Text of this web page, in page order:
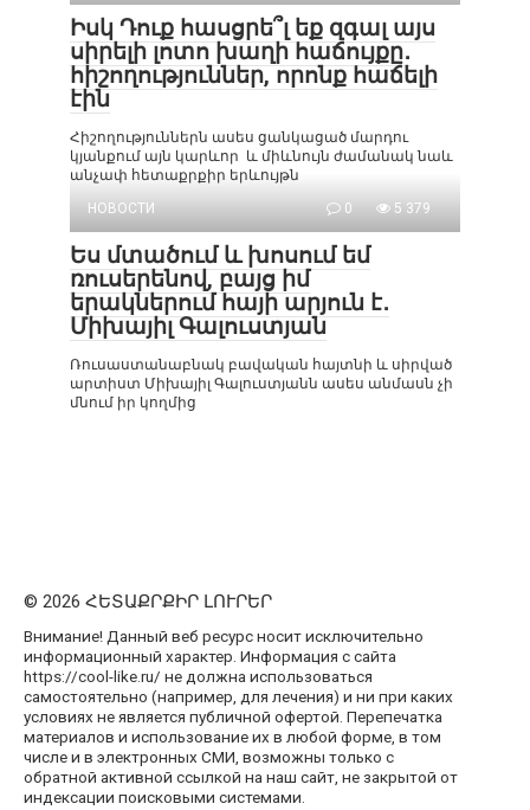
Իսկ Դուք հասցրե՞լ եք զգալ այս
սիրելի լոտո խաղի հաճույքը․
հիշողություններ, որոնք հաճելի
էին
Հիշողություններն ասես ցանկացած մարդու
կյանքում այն կարևոր և միևնույն ժամանակ նաև
անչափ հետաքրքիր երևույթն
НОВОСТИ
0 5 379
Ես մտածում և խոսում եմ
ռուսերենով, բայց իմ
երակներում հայի արյուն է․
Միխայիլ Գալուստյան
Ռուսաստանաբնակ բավական հայտնի և սիրված
արտիստ Միխայիլ Գալուստյանն ասես անմասն չի
մնում իր կողմից
© 2026 ՀԵՏԱՔՐՔԻՐ ԼՈՒՐԵՐ
Внимание! Данный веб ресурс носит исключительно
информационный характер. Информация с сайта
https://cool-like.ru/ не должна использоваться
самостоятельно (например, для лечения) и ни при каких
условиях не является публичной офертой. Перепечатка
материалов и использование их в любой форме, в том
числе и в электронных СМИ, возможны только с
обратной активной ссылкой на наш сайт, не закрытой от
индексации поисковыми системами.